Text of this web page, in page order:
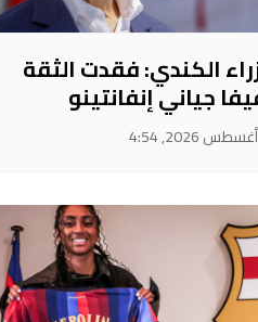
الكندي: فقدت الثقة
جياني إنفانتينو